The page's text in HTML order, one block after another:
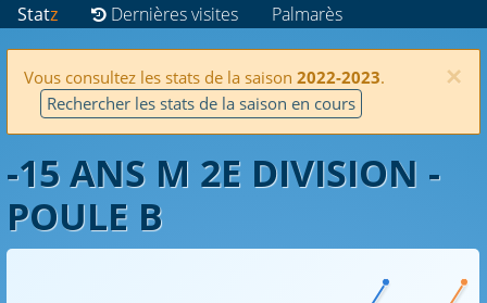
Statz Dernières visites Palmarès
×
Vous consultez les stats de la saison 2022-2023.
Rechercher les stats de la saison en cours
-15 ANS M 2E DIVISION -
POULE B